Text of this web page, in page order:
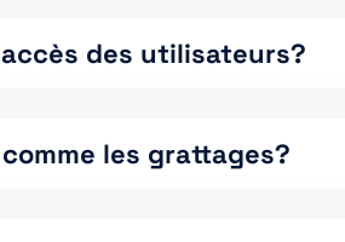
des utilisateurs?
les grattages?